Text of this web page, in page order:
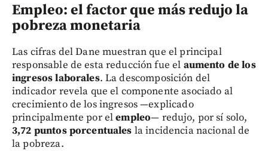
Empleo: el factor que más redujo la
pobreza monetaria
Las cifras del Dane muestran que el principal
responsable de esta reducción fue el aumento de los
ingresos laborales. La descomposición del
indicador revela que el componente asociado al
crecimiento de los ingresos —explicado
principalmente por elempleo— redujo, por sí solo,
3,72 puntos porcentuales la incidencia nacional de
la pobreza.